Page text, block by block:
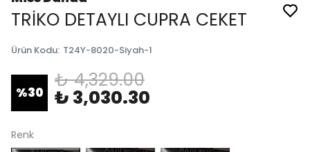
TRİKO DETAYLI CUPRA CEKET
Ürün Kodu: T24Y-8020-Siyah-1
%30
₺ 4,329.00
₺ 3,030.30
Renk